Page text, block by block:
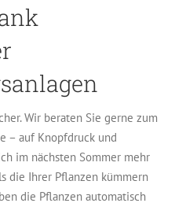
Wir beraten Sie gerne zum
– auf Knopfdruck und
im nächsten Sommer mehr
die Ihrer Pflanzen kümmern
die Pflanzen automatisch